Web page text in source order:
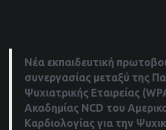
Νέα εκπαιδευτική
συνεργασίας μεταξύ της
Ψυχιατρικής Εταιρείας (
Ακαδημίας NCD του
Καρδιολογίας για την